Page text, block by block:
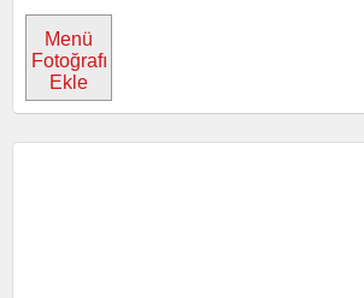
Menü
Fotoğrafı
Ekle